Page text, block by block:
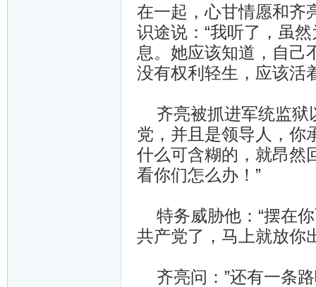
在一起，心甘情愿和齐
识途说：“我听了，虽
息。她应该知道，自己
没有权利轻生，应该活
齐亮被抓进军统监狱
党，并且是领导人，你
什么可含糊的，就昂然
看你们怎么办！”
特务威胁他：“摆在
共产党了，马上就放你
齐亮问：”还有一条路